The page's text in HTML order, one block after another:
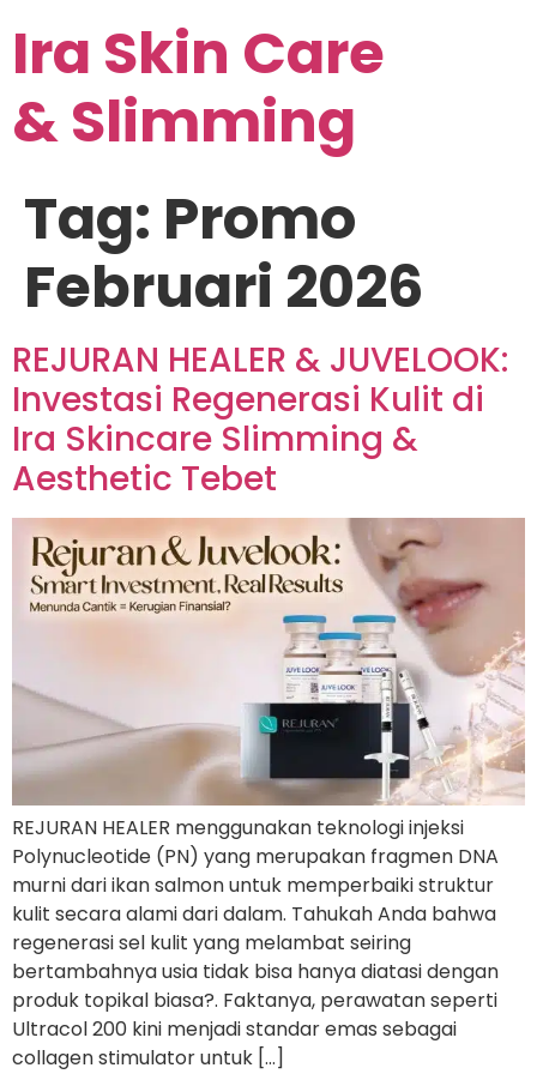
Ira Skin Care
& Slimming
Tag: Promo
Februari 2026
REJURAN HEALER & JUVELOOK:
Investasi Regenerasi Kulit di
Ira Skincare Slimming &
Aesthetic Tebet
REJURAN HEALER menggunakan teknologi injeksi
Polynucleotide (PN) yang merupakan fragmen DNA
murni dari ikan salmon untuk memperbaiki struktur
kulit secara alami dari dalam. Tahukah Anda bahwa
regenerasi sel kulit yang melambat seiring
bertambahnya usia tidak bisa hanya diatasi dengan
produk topikal biasa?. Faktanya, perawatan seperti
Ultracol 200 kini menjadi standar emas sebagai
collagen stimulator untuk […]